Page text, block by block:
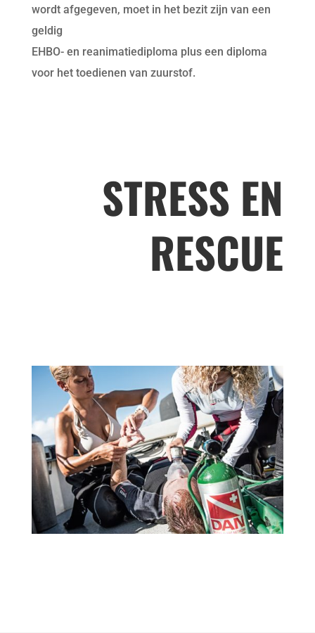
wordt afgegeven, moet in het bezit zijn van een
geldig
EHBO- en reanimatiediploma plus een diploma
voor het toedienen van zuurstof.
STRESS EN
RESCUE